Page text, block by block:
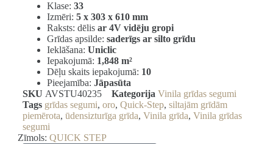
Klase: 33
Izmēri: 5 x 303 x 610 mm
Raksts: dēlis ar 4V vidēju gropi
Grīdas apsilde: saderīgs ar silto grīdu
Ieklāšana: Uniclic
Iepakojumā: 1,848 m²
Dēļu skaits iepakojumā: 10
Pieejamība: Jāpasūta
SKU AVSTU40235 Kategorija Vinila grīdas segumi
Tags grīdas segumi, oro, Quick-Step, siltajām grīdām
piemērota, ūdensizturīga grīda, Vinila grīda, Vinila grīdas
segumi
Zīmols: QUICK STEP